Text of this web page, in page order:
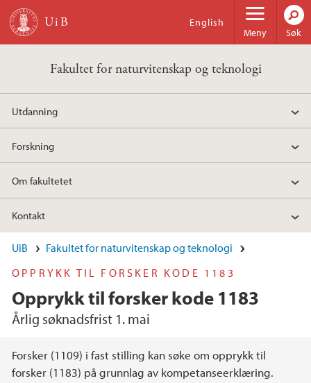
Hopp til hovedinnhold
Meny
English
Søk
Fakultet for naturvitenskap og teknologi
Utdanning
Forskning
Om fakultetet
Kontakt
UiB
Fakultet for naturvitenskap og teknologi
OPPRYKK TIL FORSKER KODE 1183
Opprykk til forsker kode 1183
Årlig søknadsfrist 1. mai
Hovedinnhold
Forsker (1109) i fast stilling kan søke om opprykk til
forsker (1183) på grunnlag av kompetanseerklæring.